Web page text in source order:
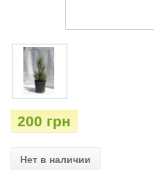
200 грн
Нет в наличии